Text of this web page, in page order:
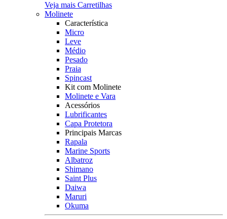
Veja mais Carretilhas
Molinete
Característica
Micro
Leve
Médio
Pesado
Praia
Spincast
Kit com Molinete
Molinete e Vara
Acessórios
Lubrificantes
Capa Protetora
Principais Marcas
Rapala
Marine Sports
Albatroz
Shimano
Saint Plus
Daiwa
Maruri
Okuma